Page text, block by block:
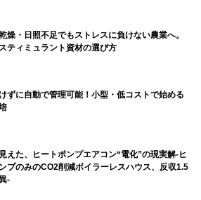
燥・日照不足でもストレスに負けない農業へ。
ティミュラント資材の選び方
ずに自動で管理可能！小型・低コストで始める
えた、ヒートポンプエアコン“電化”の現実解-ヒ
プのみのCO2削減ボイラーレスハウス、反収1.5
-